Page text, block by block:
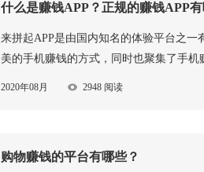
什么是赚钱APP？正规的赚钱APP
来拼起APP是由国内知名的体验平台之一
美的手机赚钱的方式，同时也聚集了手
2020年08月 2948 阅读
购物赚钱的平台有哪些？